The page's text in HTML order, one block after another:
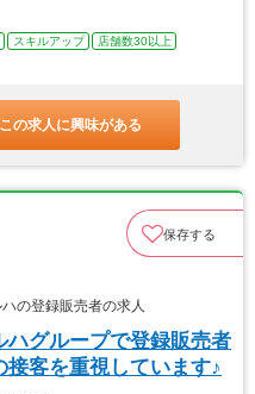
スキルアップ
店舗数30以上
この求人に興味がある
保存する
の登録販売者の求人
グループで登録販売者
客を重視しています♪